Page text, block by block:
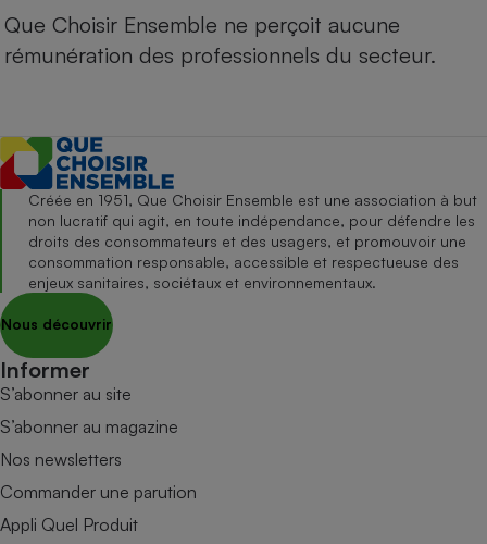
Que Choisir Ensemble ne perçoit aucune
rémunération des professionnels du secteur.
Créée en 1951, Que Choisir Ensemble est une association à but
non lucratif qui agit, en toute indépendance, pour défendre les
droits des consommateurs et des usagers, et promouvoir une
consommation responsable, accessible et respectueuse des
enjeux sanitaires, sociétaux et environnementaux.
Nous découvrir
Informer
S’abonner au site
S’abonner au magazine
Nos newsletters
Commander une parution
Appli Quel Produit